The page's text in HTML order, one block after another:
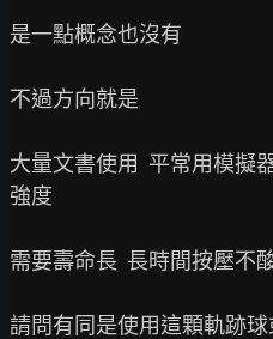
是一點概念也沒有
不過方向就是
大量文書使用  平常用模擬
強度
需要壽命長  長時間按壓不
請問有同是使用這顆軌跡